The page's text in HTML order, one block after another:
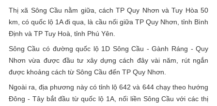
Thị xã Sông Cầu nằm giữa, cách TP Quy Nhơn và Tuy Hòa 50
km, có quốc lộ 1A đi qua, là cầu nối giữa TP Quy Nhơn, tỉnh Bình
Định và TP Tuy Hoà, tỉnh Phú Yên.
Sông Cầu có đường quốc lộ 1D Sông Cầu - Gành Ráng - Quy
Nhơn vừa được đầu tư xây dựng cách đây vài năm, rút ngắn
được khoảng cách từ Sông Cầu đến TP Quy Nhơn.
Ngoài ra, địa phương này có tỉnh lộ 642 và 644 chạy theo hướng
Đông - Tây bắt đầu từ quốc lộ 1A, nối liền Sông Cầu với các thị